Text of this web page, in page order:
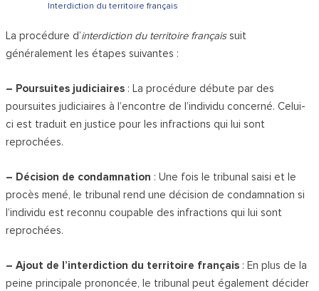
Interdiction du territoire français
La procédure d’interdiction du territoire françaissuit
généralement les étapes suivantes :
– Poursuites judiciaires : La procédure débute par des
poursuites judiciaires à l’encontre de l’individu concerné. Celui-
ci est traduit en justice pour les infractions qui lui sont
reprochées.
– Décision de condamnation : Une fois le tribunal saisi et le
procès mené, le tribunal rend une décision de condamnation si
l’individu est reconnu coupable des infractions qui lui sont
reprochées.
– Ajout de l’interdiction du territoire français : En plus de la
peine principale prononcée, le tribunal peut également décider